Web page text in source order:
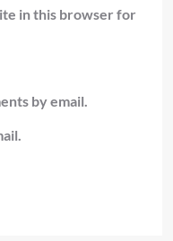
in this browser for
by email.